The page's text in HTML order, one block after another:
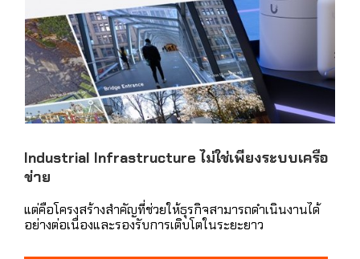
Industrial Infrastructure ไม่ใช่เพียงระบบเครือ
ข่าย
แต่คือโครงสร้างสำคัญที่ช่วยให้ธุรกิจสามารถดำเนินงานได้
อย่างต่อเนื่องและรองรับการเติบโตในระยะยาว